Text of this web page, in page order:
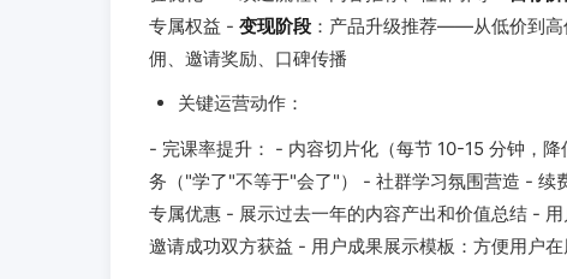
专属权益 - 变现阶段 ：产品升级推荐——从低价到
佣、邀请奖励、口碑传播
关键运营动作：
- 完课率提升： - 内容切片化（每节 10-15 分钟，
务（"学了"不等于"会了"） - 社群学习氛围营造 -
专属优惠 - 展示过去一年的内容产出和价值总结 -
邀请成功双方获益 - 用户成果展示模板：方便用户